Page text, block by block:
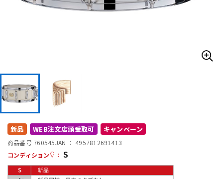
DTM オンライン納品
配信/ライブ機器
中古 ヴィンテージ
新品 WEB注文店頭受取可 キャンペーン
商品番号 760545JAN ： 4957812691413
コンディション
： S